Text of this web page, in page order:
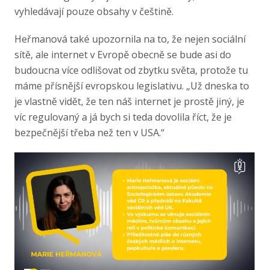
vyhledávají pouze obsahy v češtině.
Heřmanová také upozornila na to, že nejen sociální
sítě, ale internet v Evropě obecně se bude asi do
budoucna více odlišovat od zbytku světa, protože tu
máme přísnější evropskou legislativu. „Už dneska to
je vlastně vidět, že ten náš internet je prostě jiný, je
víc regulovaný a já bych si teda dovolila říct, že je
bezpečnější třeba než ten v USA.“